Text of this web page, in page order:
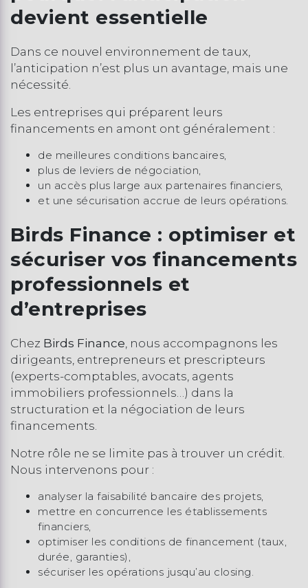
devient essentielle
Dans ce nouvel environnement de taux,
l’anticipation n’est plus un avantage, mais une
nécessité.
Les entreprises qui préparent leurs
financements en amont ont généralement :
de meilleures conditions bancaires,
plus de leviers de négociation,
un accès plus large aux partenaires financiers,
et une sécurisation accrue de leurs opérations.
Birds Finance : optimiser et
sécuriser vos financements
professionnels et
d’entreprises
Chez Birds Finance , nous accompagnons les
dirigeants, entrepreneurs et prescripteurs
(experts-comptables, avocats, agents
immobiliers professionnels…) dans la
structuration et la négociation de leurs
financements.
Notre rôle ne se limite pas à trouver un crédit.
Nous intervenons pour :
analyser la faisabilité bancaire des projets,
mettre en concurrence les établissements
financiers,
optimiser les conditions de financement (taux,
durée, garanties),
sécuriser les opérations jusqu’au closing.